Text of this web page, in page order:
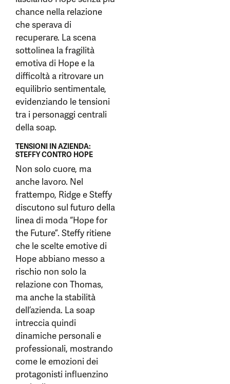
chance nella relazione
che sperava di
recuperare. La scena
sottolinea la fragilità
emotiva di Hope e la
difficoltà a ritrovare un
equilibrio sentimentale,
evidenziando le tensioni
tra i personaggi centrali
della soap.
TENSIONI IN AZIENDA:
STEFFY CONTRO HOPE
Non solo cuore, ma
anche lavoro. Nel
frattempo, Ridge e Steffy
discutono sul futuro della
linea di moda “Hope for
the Future”. Steffy ritiene
che le scelte emotive di
Hope abbiano messo a
rischio non solo la
relazione con Thomas,
ma anche la stabilità
dell’azienda. La soap
intreccia quindi
dinamiche personali e
professionali, mostrando
come le emozioni dei
protagonisti influenzino